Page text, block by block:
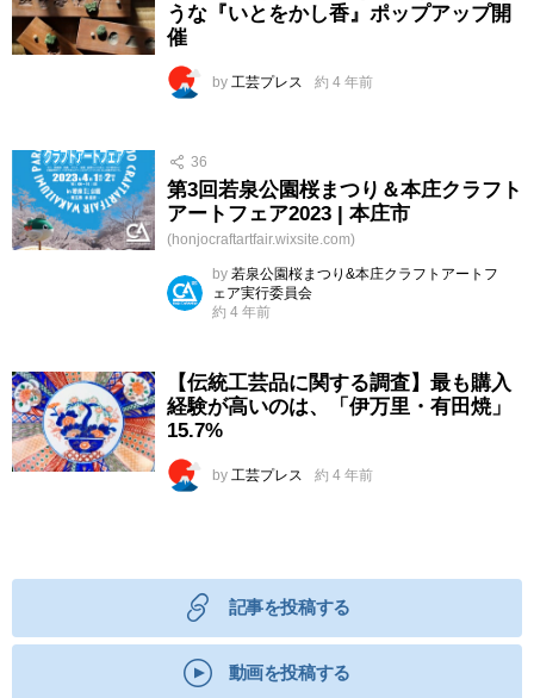
うな『いとをかし香』ポップアップ開
催
by 工芸プレス 約 4 年前
36
第3回若泉公園桜まつり＆本庄クラフト
アートフェア2023 | 本庄市
(honjocraftartfair.wixsite.com)
by 若泉公園桜まつり&本庄クラフトアートフ
ェア実行委員会
約 4 年前
【伝統工芸品に関する調査】最も購入
経験が高いのは、「伊万里・有田焼」
15.7%
by 工芸プレス 約 4 年前
記事を投稿する
動画を投稿する